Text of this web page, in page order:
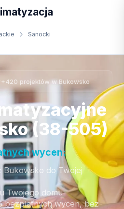
Sanocki
+420 projektów w Bukowsko
(38-505)
wycen:
Bukowsko do Twojej
Twojego domu
bezplatnych wycen, bez